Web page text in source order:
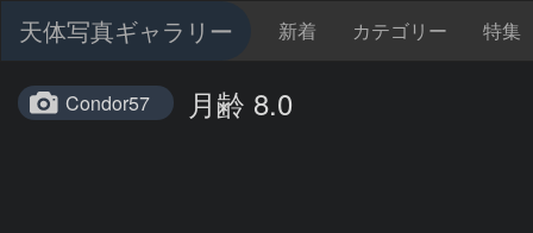
天体写真ギャラリー 新着 カテゴリー 特集
Condor57 月齢 8.0